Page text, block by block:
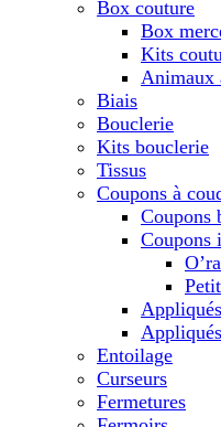
Box couture
Box
Kits
Animaux
Biais
Bouclerie
Kits bouclerie
Tissus
Coupons à
Coupons
Coupons
Entoilage
Curseurs
Fermetures